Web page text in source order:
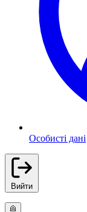
Особисті дані
Вийти